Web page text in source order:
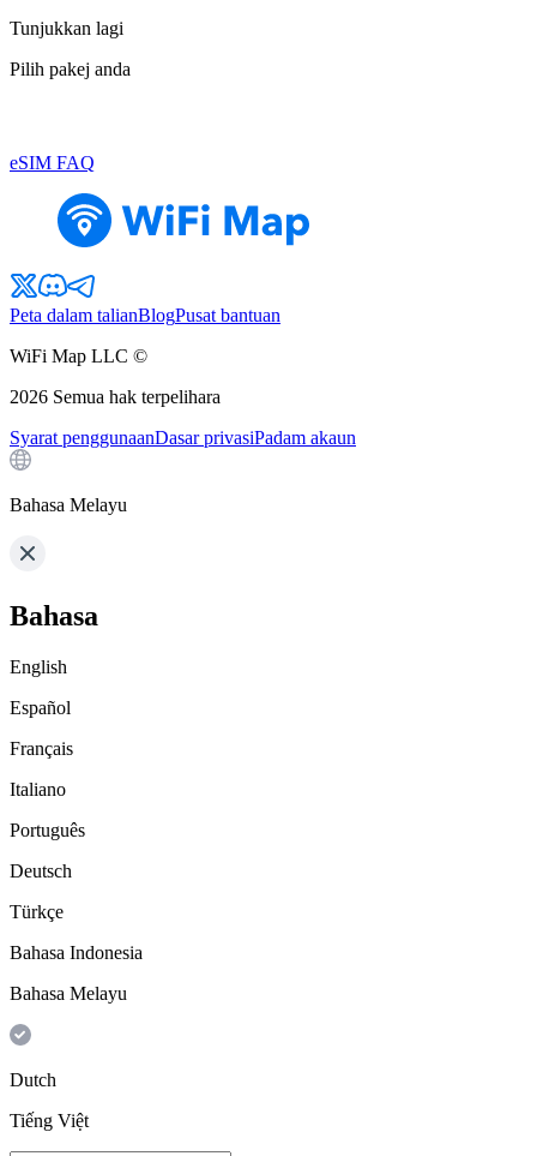
Tunjukkan lagi
Pilih pakej anda
eSIM FAQ
Peta dalam talianBlogPusat bantuan
WiFi Map LLC ©
2026 Semua hak terpelihara
Syarat penggunaanDasar privasiPadam akaun
Bahasa Melayu
Bahasa
English
Español
Français
Italiano
Português
Deutsch
Türkçe
Bahasa Indonesia
Bahasa Melayu
Dutch
Tiếng Việt